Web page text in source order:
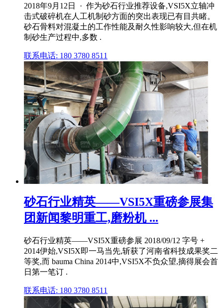
2018年9月12日 · 作为砂石行业推荐设备,VSI5X立轴冲
击式破碎机在人工机制砂方面的突出表现已有目共睹。
砂石骨料对混凝土的工作性能及耐久性影响较大,但在机
制砂生产过程中,多数 .
联系电话: 180 3780 8511
砂石行业精英——VSI5X重磅参展集
团新闻黎明重工,磨粉机 ...
砂石行业精英——VSI5X重磅参展 2018/09/12 字号 +
2014伊始,VSI5X即一马当先,斩获了河南省科技成果奖二
等奖,而 bauma China 2014中,VSI5X不负众望,摘得展会首
日第一笔订 .
联系电话: 180 3780 8511